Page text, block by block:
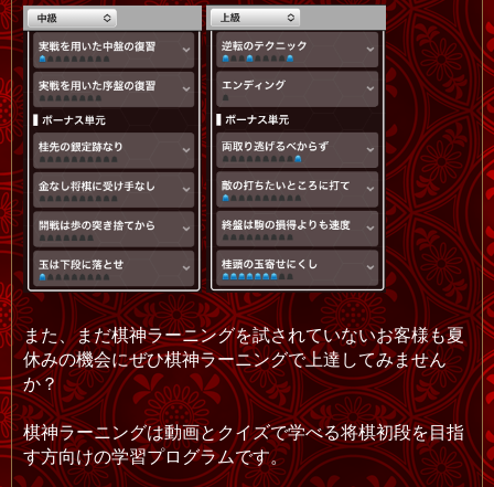
また、まだ棋神ラーニングを試されていないお客様も夏
休みの機会にぜひ棋神ラーニングで上達してみません
か？
棋神ラーニングは動画とクイズで学べる将棋初段を目指
す方向けの学習プログラムです。